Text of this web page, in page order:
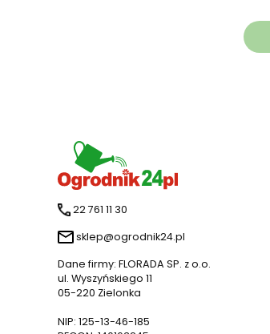
22 761 11 30
sklep@ogrodnik24.pl
Dane firmy: FLORADA SP. z o.o.
ul. Wyszyńskiego 11
05-220 Zielonka
NIP: 125-13-46-185